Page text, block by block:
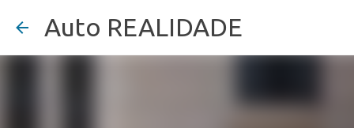
Auto REALIDADE